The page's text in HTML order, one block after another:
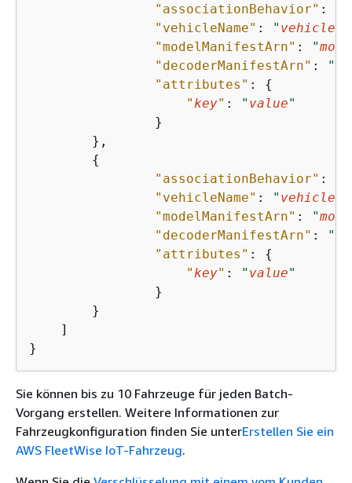
"associationBehavior" :
"vehicleName" : " vehicle-
"modelManifestArn" : "
"decoderManifestArn" : "
"attributes" : {
"key" : " value"
                }
        },
{
"associationBehavior" :
"vehicleName" : " vehicle-
"modelManifestArn" : "
"decoderManifestArn" : "
"attributes" : {
"key" : " value"
                }
        }
    ]
}
Sie können bis zu 10 Fahrzeuge für jeden Batch-
Vorgang erstellen. Weitere Informationen zur
Fahrzeugkonfiguration finden Sie unterErstellen Sie ein
AWS FleetWise IoT-Fahrzeug.